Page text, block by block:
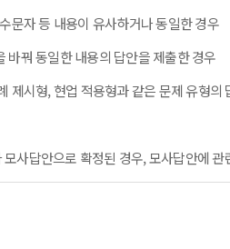
문자 등 내용이 유사하거나 동일한 경우
꿔 동일한 내용의 답안을 제출한 경우
제시형, 현업 적용형과 같은 문제 유형의
사답안으로 확정된 경우, 모사답안에